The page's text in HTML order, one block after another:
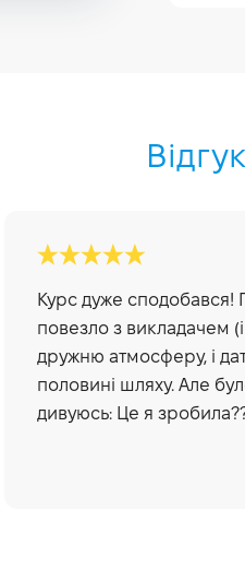
Курс дуже сподобався!
повезло з викладачем
дружню атмосферу, і
половині шляху. Але
дивуюсь: Це я